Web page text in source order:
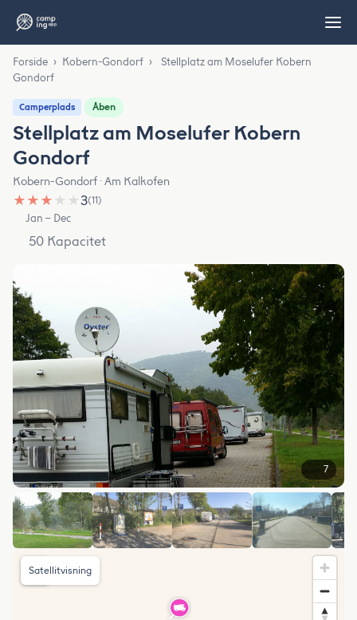
Forside › Kobern-Gondorf ›
Stellplatz am Moselufer Kobern
Gondorf
Camperplads Åben
Stellplatz am Moselufer Kobern
Gondorf
Kobern-Gondorf · Am Kalkofen
★ ★ ★ ★ ★3(11)
Jan – Dec
50 Kapacitet
7
Satellitvisning